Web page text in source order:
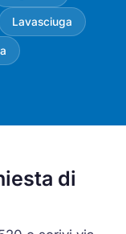
Lavasciuga
di